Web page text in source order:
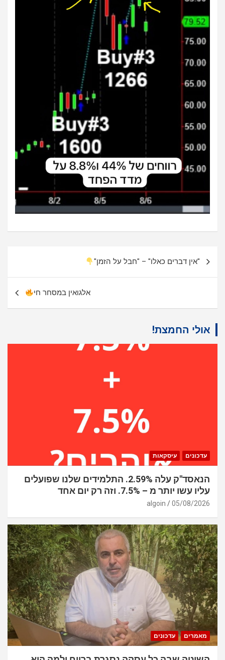
"אין דברים כאלו" – "חבל על הזמן"
אלגואין במסחר חי
אולי החמצת!
עדכונים עיסקאות
הנאסד"ק עלה 2.59%. התלמידים שלנו שפועלים
עליו עשו יותר מ – 7.5%. וזה רק יום אחד
05/08/2026
algoin
מאמרים עדכונים